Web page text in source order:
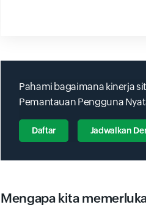
Pahami bagaimana kinerja
Pemantauan Pengguna
Daftar Jadwalkan
Mengapa kita